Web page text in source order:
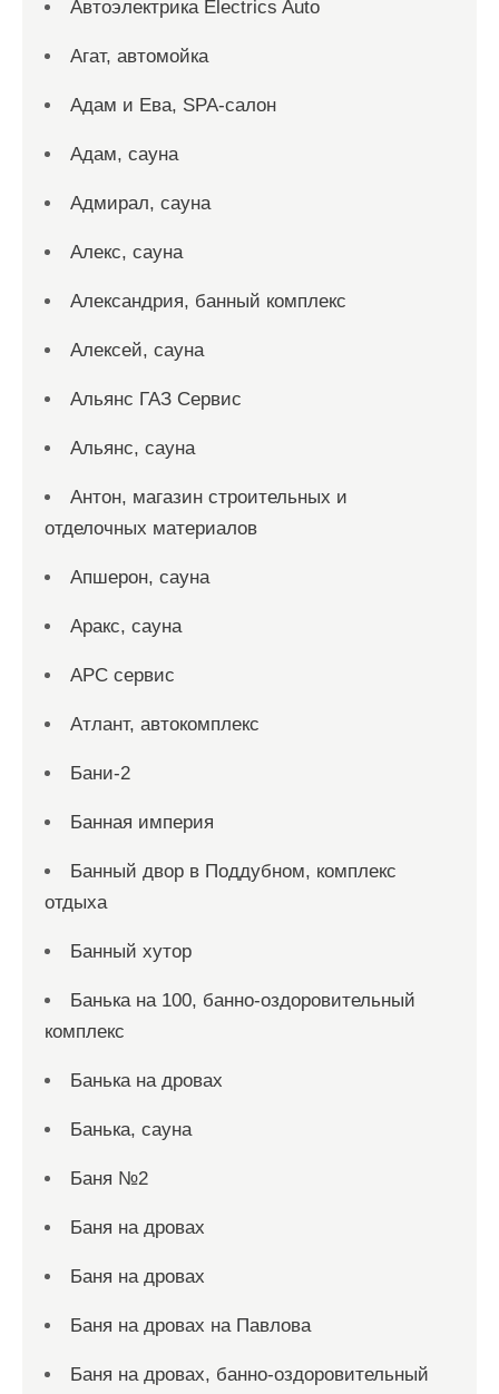
Автоэлектрика Electrics Auto
Агат, автомойка
Адам и Ева, SPA-салон
Адам, сауна
Адмирал, сауна
Алекс, сауна
Александрия, банный комплекс
Алексей, сауна
Альянс ГАЗ Сервис
Альянс, сауна
Антон, магазин строительных и
отделочных материалов
Апшерон, сауна
Аракс, сауна
АРС сервис
Атлант, автокомплекс
Бани-2
Банная империя
Банный двор в Поддубном, комплекс
отдыха
Банный хутор
Банька на 100, банно-оздоровительный
комплекс
Банька на дровах
Банька, сауна
Баня №2
Баня на дровах
Баня на дровах
Баня на дровах на Павлова
Баня на дровах, банно-оздоровительный